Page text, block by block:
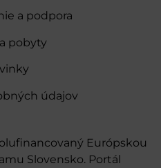
a podpora
pobyty
údajov
Európskou
Slovensko. Portál